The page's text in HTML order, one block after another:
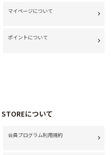
マイページについて
ポイントについて
について
会員プログラム利用規約